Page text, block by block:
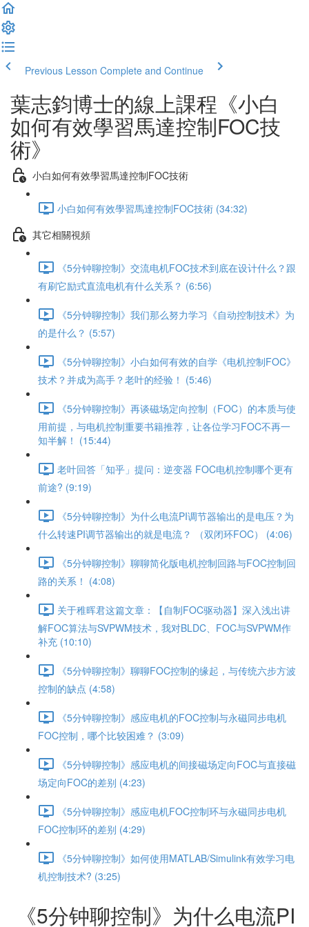
Previous Lesson Complete and Continue
葉志鈞博士的線上課程《小白
如何有效學習馬達控制FOC技
術》
小白如何有效學習馬達控制FOC技術
小白如何有效學習馬達控制FOC技術 (34:32)
其它相關視頻
《5分钟聊控制》交流电机FOC技术到底在设计什么？跟
有刷它励式直流电机有什么关系？ (6:56)
《5分钟聊控制》我们那么努力学习《自动控制技术》为
的是什么？ (5:57)
《5分钟聊控制》小白如何有效的自学《电机控制FOC》
技术？并成为高手？老叶的经验！ (5:46)
《5分钟聊控制》再谈磁场定向控制（FOC）的本质与使
用前提，与电机控制重要书籍推荐，让各位学习FOC不再一
知半解！ (15:44)
老叶回答「知乎」提问：逆变器 FOC电机控制哪个更有
前途? (9:19)
《5分钟聊控制》为什么电流PI调节器输出的是电压？为
什么转速PI调节器输出的就是电流？ （双闭环FOC） (4:06)
《5分钟聊控制》聊聊简化版电机控制回路与FOC控制回
路的关系！ (4:08)
关于稚晖君这篇文章：【自制FOC驱动器】深入浅出讲
解FOC算法与SVPWM技术，我对BLDC、FOC与SVPWM作
补充 (10:10)
《5分钟聊控制》聊聊FOC控制的缘起，与传统六步方波
控制的缺点 (4:58)
《5分钟聊控制》感应电机的FOC控制与永磁同步电机
FOC控制，哪个比较困难？ (3:09)
《5分钟聊控制》感应电机的间接磁场定向FOC与直接磁
场定向FOC的差别 (4:23)
《5分钟聊控制》感应电机FOC控制环与永磁同步电机
FOC控制环的差别 (4:29)
《5分钟聊控制》如何使用MATLAB/Simulink有效学习电
机控制技术? (3:25)
《5分钟聊控制》为什么电流PI